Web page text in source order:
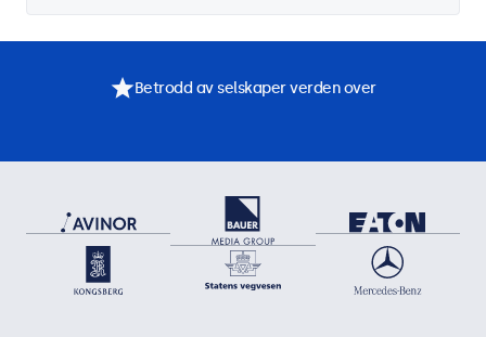
Betrodd av selskaper verden over